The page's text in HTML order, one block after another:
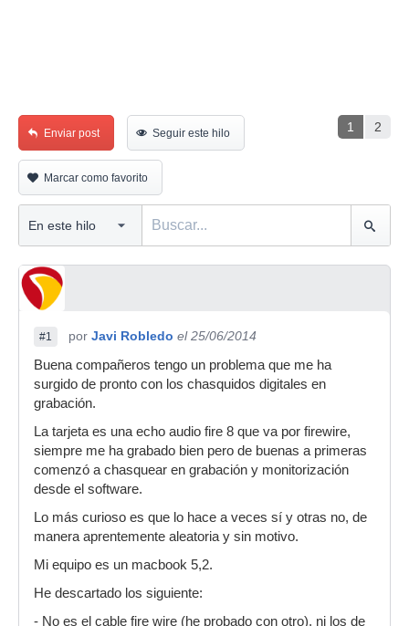
1 2
Enviar post Seguir este hilo
Marcar como favorito
#1 por Javi Robledo el 25/06/2014
Buena compañeros tengo un problema que me ha
surgido de pronto con los chasquidos digitales en
grabación.
La tarjeta es una echo audio fire 8 que va por firewire,
siempre me ha grabado bien pero de buenas a primeras
comenzó a chasquear en grabación y monitorización
desde el software.
Lo más curioso es que lo hace a veces sí y otras no, de
manera aprentemente aleatoria y sin motivo.
Mi equipo es un macbook 5,2.
He descartado los siguiente:
- No es el cable fire wire (he probado con otro), ni los de